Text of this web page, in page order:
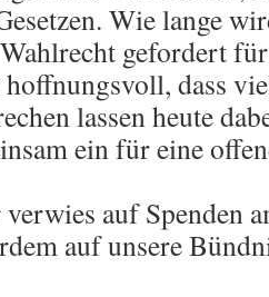
Wie lange
gefordert
dass
lassen heute
ein für eine
verwies auf Spenden
auf unsere